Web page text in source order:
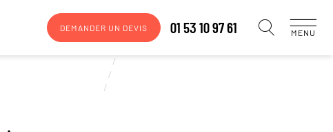
DEMANDER UN DEVIS 01 53 10 97 61 MENU